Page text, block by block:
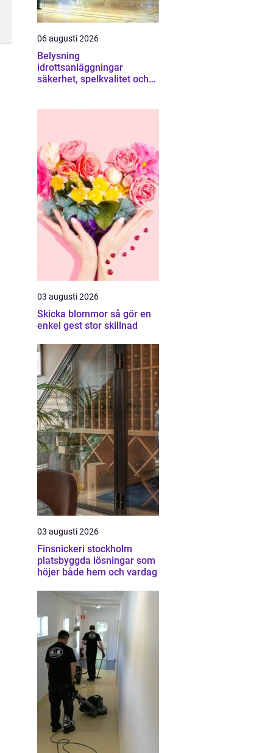
06 augusti 2026
Belysning
idrottsanläggningar
säkerhet, spelkvalitet och
03 augusti 2026
Skicka blommor så gör en
enkel gest stor skillnad
03 augusti 2026
Finsnickeri stockholm
platsbyggda lösningar som
höjer både hem och vardag